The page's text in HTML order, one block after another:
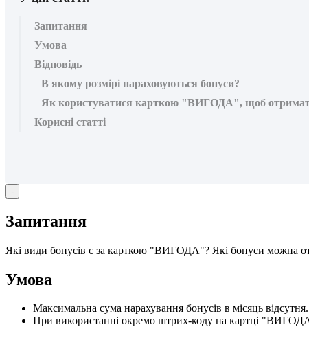
Запитання
Умова
Відповідь
В якому розмірі нараховуються бонуси?
Як користуватися карткою "ВИГОДА", щоб отримати
Корисні статті
-
Запитання
Які види бонусів є за карткою "ВИГОДА"? Які бонуси можна о
Умова
Максимальна сума нарахування бонусів в місяць відсутня.
При використанні окремо штрих-коду на картці "ВИГОД